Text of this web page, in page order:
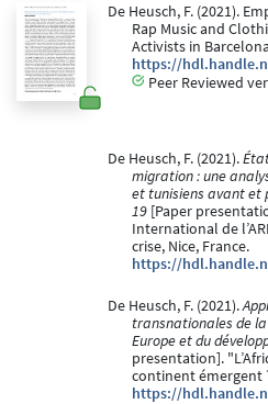
De Heusch, F. (2021).
Rap Music and
Activists in
https://
Peer Reviewed
De Heusch, F. (2021).
migration : une
et tunisiens avant et
19 [Paper
International de
crise, Nice, France.
https://
De Heusch, F. (2021).
transnationales de
Europe et du
presentation].
continent émergent
https://